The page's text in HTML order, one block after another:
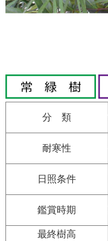
分 類
耐寒性
日照条件
鑑賞時期
最終樹高